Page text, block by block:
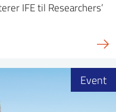
IFE til Researchers’
Event